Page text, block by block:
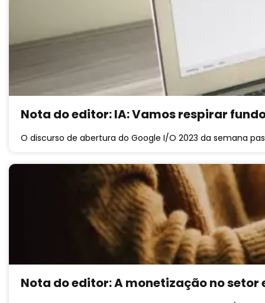
Nota do editor: IA: Vamos respirar
O discurso de abertura do Google I/O 2023 da semana
Nota do editor: A monetização no